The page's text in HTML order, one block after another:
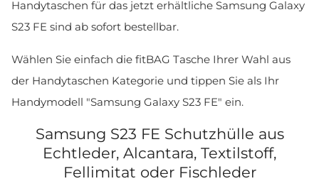
Handytaschen für das jetzt erhältliche Samsung Galaxy
S23 FE sind ab sofort bestellbar.
Wählen Sie einfach die fitBAG Tasche Ihrer Wahl aus
der Handytaschen Kategorie und tippen Sie als Ihr
Handymodell "Samsung Galaxy S23 FE" ein.
Samsung S23 FE Schutzhülle aus
Echtleder, Alcantara, Textilstoff,
Fellimitat oder Fischleder